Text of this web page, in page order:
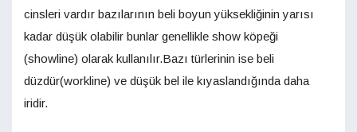
cinsleri vardır bazılarının beli boyun yüksekliğinin yarısı
kadar düşük olabilir bunlar genellikle show köpeği
(showline) olarak kullanılır.Bazı türlerinin ise beli
düzdür(workline) ve düşük bel ile kıyaslandığında daha
iridir.